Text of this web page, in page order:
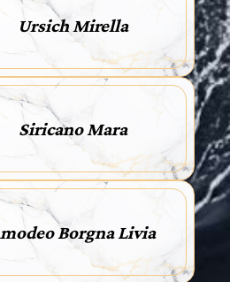
Ursich Mirella
Siricano Mara
Borgna Livia